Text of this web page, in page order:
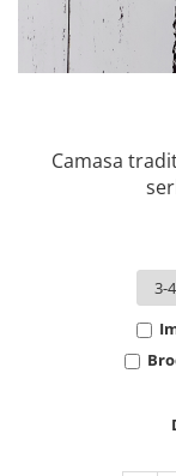
Perii de par bebe
Camasi Barbati
Camasa